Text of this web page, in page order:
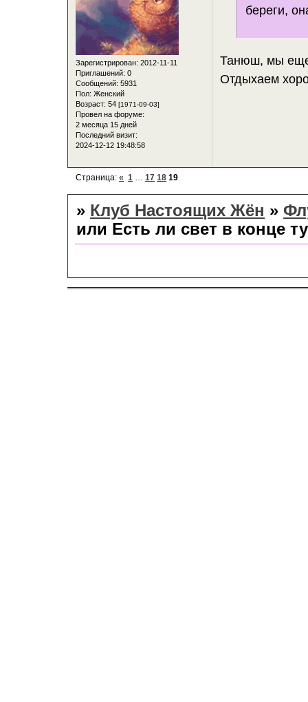
Зарегистрирован: 2012-11-11
Приглашений: 0
Сообщений: 5931
Пол: Женский
Возраст: 54 [1971-09-03]
Провел на форуме:
2 месяца 15 дней
Последний визит:
2024-12-12 19:48:58
береги,
Танюш, мы еще
Отдыхаем
Страница:« 1 … 17 18 19
» Клуб Настоящих Жён »
или Есть ли свет в конце